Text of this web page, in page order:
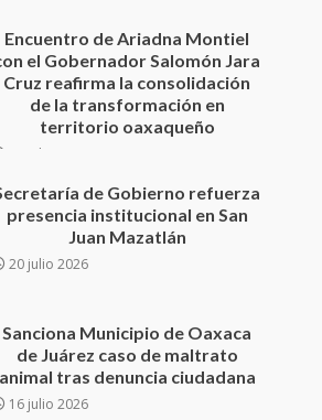
Secretaría de Gobierno refuerza
presencia institucional en San
Juan Mazatlán
20 julio 2026
Sanciona Municipio de Oaxaca
de Juárez caso de maltrato
animal tras denuncia ciudadana
16 julio 2026
California; FGR lo investiga por
presuntos delitos de
delincuencia organizada y
contrabando